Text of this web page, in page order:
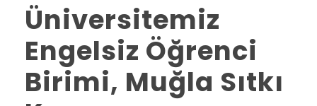
Üniversitemiz
Engelsiz Öğrenci
Birimi, Muğla Sıtkı